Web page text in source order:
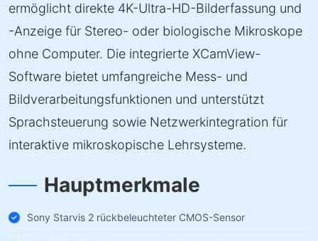
ermöglicht direkte 4K-Ultra-HD-Bilderfassung und
-Anzeige für Stereo- oder biologische Mikroskope
ohne Computer. Die integrierte XCamView-
Software bietet umfangreiche Mess- und
Bildverarbeitungsfunktionen und unterstützt
Sprachsteuerung sowie Netzwerkintegration für
interaktive mikroskopische Lehrsysteme.
Hauptmerkmale
Sony Starvis 2 rückbeleuchteter CMOS-Sensor